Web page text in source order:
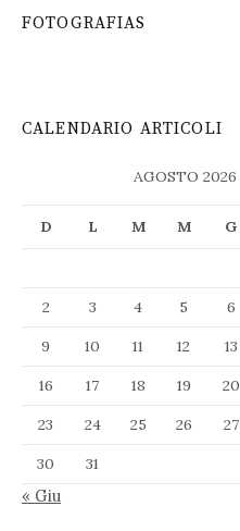
FOTOGRAFIAS
CALENDARIO ARTICOLI
AGOSTO 2026
D L M M G
2
3 4 5 6
9
10 11 12 13
16
17 18 19 20
23
24 25 26 27
30
31
« Giu